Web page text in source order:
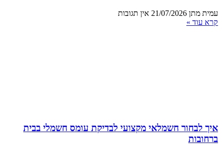
עמית מתן 21/07/2026 אין תגובות
קרא עוד »
איך לבחור חשמלאי מקצועי לבדיקת עומס חשמלי בבית
ברחובות